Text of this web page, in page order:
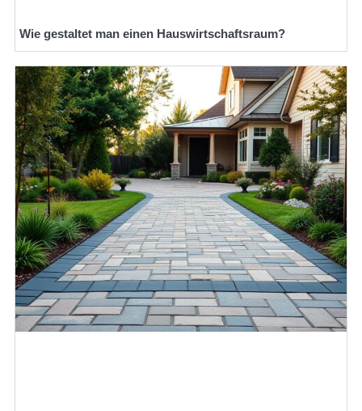
Wie gestaltet man einen Hauswirtschaftsraum?